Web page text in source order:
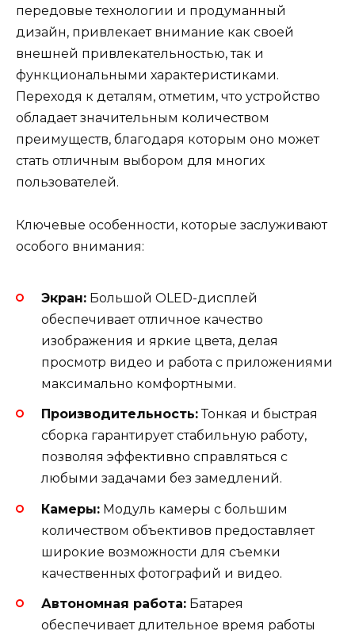
передовые технологии и продуманный
дизайн, привлекает внимание как своей
внешней привлекательностью, так и
функциональными характеристиками.
Переходя к деталям, отметим, что устройство
обладает значительным количеством
преимуществ, благодаря которым оно может
стать отличным выбором для многих
пользователей.
Ключевые особенности, которые заслуживают
особого внимания:
Экран: Большой OLED-дисплей
обеспечивает отличное качество
изображения и яркие цвета, делая
просмотр видео и работа с приложениями
максимально комфортными.
Производительность:Тонкая и быстрая
сборка гарантирует стабильную работу,
позволяя эффективно справляться с
любыми задачами без замедлений.
Камеры: Модуль камеры с большим
количеством объективов предоставляет
широкие возможности для съемки
качественных фотографий и видео.
Автономная работа: Батарея
обеспечивает длительное время работы